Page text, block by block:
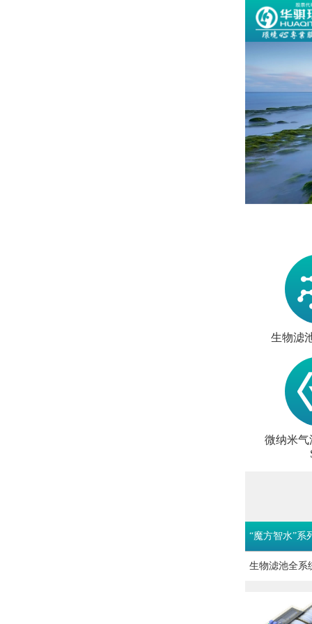
生物滤
微纳米气
“魔方智水”系
生物滤池全系